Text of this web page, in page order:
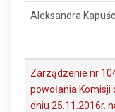
Aleksandra
Zarządzenie nr
powołania
dniu 25.11.2016r.